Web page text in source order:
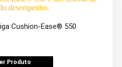
Cushion-Ease® 550
Produto